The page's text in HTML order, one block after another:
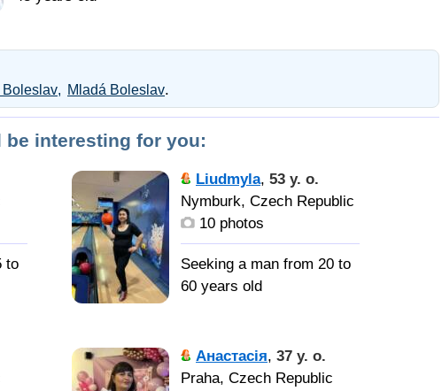
семью и вести общий
быт
Boleslav Mladá Boleslav.
be interesting for you:
to
Liudmyla, 53 y. o.
Nymburk, Czech Republic
10 photos
Seeking a man from 20 to
60 years old
есть,
коммуникабельность
Анастасія, 37 y. o.
Praha, Czech Republic